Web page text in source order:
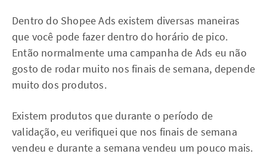
Dentro do Shopee Ads existem diversas maneiras
que você pode fazer dentro do horário de pico.
Então normalmente uma campanha de Ads eu não
gosto de rodar muito nos finais de semana, depende
muito dos produtos.
Existem produtos que durante o período de
validação, eu verifiquei que nos finais de semana
vendeu e durante a semana vendeu um pouco mais.